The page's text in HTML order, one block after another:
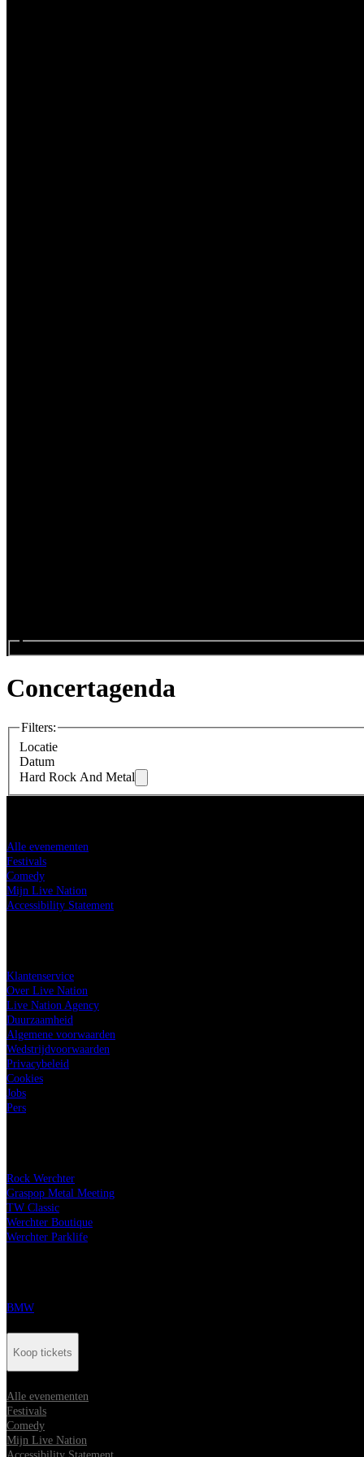
Concertagenda
Filters:
Locatie
Datum
Hard Rock And Metal
Alle evenementen
Festivals
Comedy
Mijn Live Nation
Accessibility Statement
Klantenservice
Over Live Nation
Live Nation Agency
Duurzaamheid
Algemene voorwaarden
Wedstrijdvoorwaarden
Privacybeleid
Cookies
Jobs
Pers
Rock Werchter
Graspop Metal Meeting
TW Classic
Werchter Boutique
Werchter Parklife
BMW
Koop tickets
Alle evenementen
Festivals
Comedy
Mijn Live Nation